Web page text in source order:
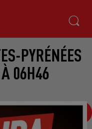
PYRÉNÉES
06H46